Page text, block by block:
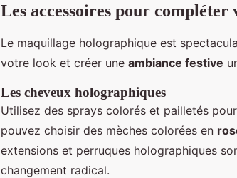
Les accessoires pour
Le maquillage holographique est
votre look et créer une ambiance festive
Les cheveux holographiques
Utilisez des sprays colorés et pailletés
pouvez choisir des mèches colorées en
extensions et perruques holographiques
changement radical.